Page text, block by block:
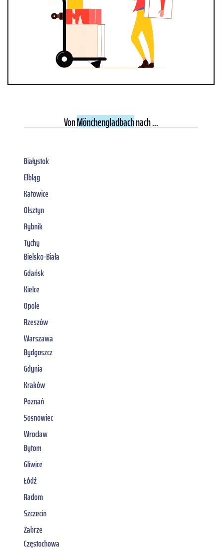
VonMönchengladbachnach ...
Białystok
Elbląg
Katowice
Olsztyn
Rybnik
Tychy
Bielsko-Biała
Gdańsk
Kielce
Opole
Rzeszów
Warszawa
Bydgoszcz
Gdynia
Kraków
Poznań
Sosnowiec
Wrocław
Bytom
Gliwice
Łódź
Radom
Szczecin
Zabrze
Częstochowa